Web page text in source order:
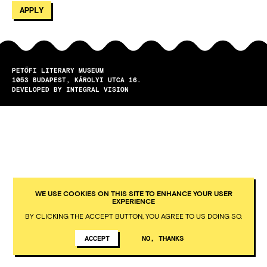
PETŐFI LITERARY MUSEUM
1053
BUDAPEST
KÁROLYI UTCA 16.
DEVELOPED BY INTEGRAL VISION
WE USE COOKIES ON THIS SITE TO ENHANCE YOUR USER
EXPERIENCE
BY CLICKING THE ACCEPT BUTTON, YOU AGREE TO US DOING SO.
ACCEPT NO, THANKS